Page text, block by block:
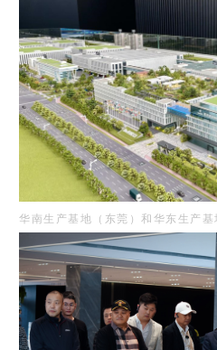
华南生产基地（东莞）和华东生产基